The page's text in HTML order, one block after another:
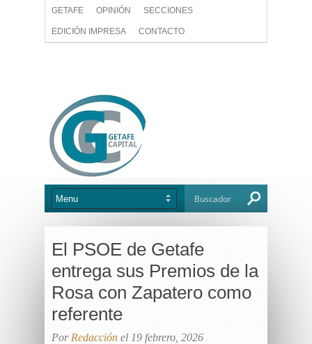
GETAFE OPINIÓN SECCIONES
EDICIÓN IMPRESA CONTACTO
El PSOE de Getafe
entrega sus Premios de la
Rosa con Zapatero como
referente
Por Redacción el 19 febrero, 2026